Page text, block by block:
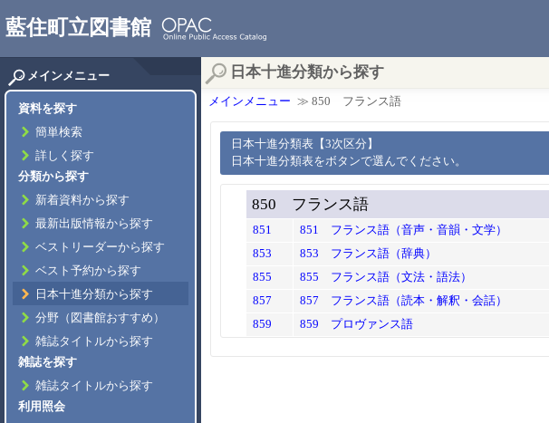
藍住町立図書館
メインメニュー
資料を探す
簡単検索
詳しく探す
分類から探す
新着資料から探す
最新出版情報から探す
ベストリーダーから探す
ベスト予約から探す
日本十進分類から探す
分野（図書館おすすめ）
雑誌タイトルから探す
雑誌を探す
雑誌タイトルから探す
利用照会
日本十進分類から探す
メインメニュー ≫ 850 フランス語
日本十進分類表【3次区分】
日本十進分類表をボタンで選んでください。
850 フランス語
851 851 フランス語（音声・音韻・文学）
853
853 フランス語（辞典）
855
855 フランス語（文法・語法）
857
857 フランス語（読本・解釈・会話）
859
859 プロヴァンス語